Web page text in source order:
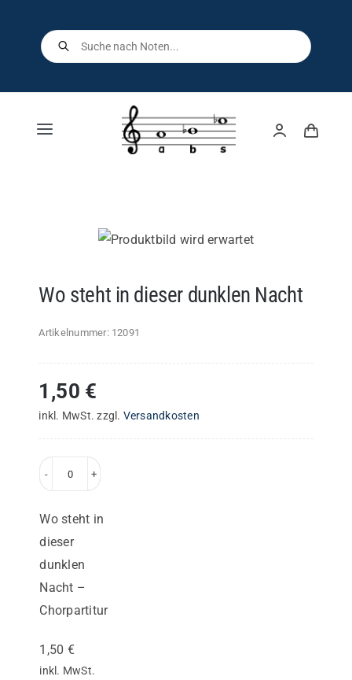
content
Products
search
Toggle
Kontakt
Wo steht in dieser dunklen Nacht
Artikelnummer: 12091
1,50 €
inkl. MwSt. zzgl. Versandkosten
Chorpartitur
Menge
Wo steht in
dieser
dunklen
Nacht –
Chorpartitur
1,50 €
inkl. MwSt.